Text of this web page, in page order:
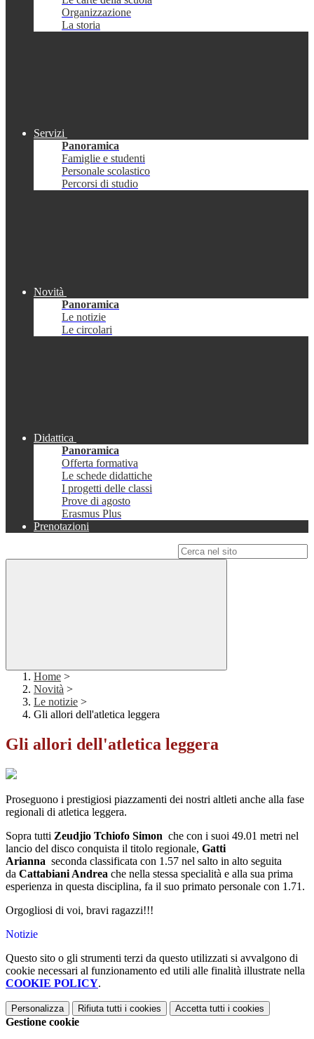
Organizzazione
La storia
Servizi
Panoramica
Famiglie e studenti
Personale scolastico
Percorsi di studio
Novità
Panoramica
Le notizie
Le circolari
Didattica
Panoramica
Offerta formativa
Le schede didattiche
I progetti delle classi
Prove di agosto
Erasmus Plus
Prenotazioni
Home >
Novità >
Le notizie >
Gli allori dell'atletica leggera
Gli allori dell'atletica leggera
Proseguono i prestigiosi piazzamenti dei nostri altleti anche alla fase
regionali di atletica leggera.
Sopra tutti Zeudjio Tchiofo Simon che con i suoi 49.01 metri nel
lancio del disco conquista il titolo regionale, Gatti
Arianna seconda classificata con 1.57 nel salto in alto seguita
da Cattabiani Andrea che nella stessa specialità e alla sua prima
esperienza in questa disciplina, fa il suo primato personale con 1.71.
Orgogliosi di voi, bravi ragazzi!!!
Notizie
Questo sito o gli strumenti terzi da questo utilizzati si avvalgono di
cookie necessari al funzionamento ed utili alle finalità illustrate nella
COOKIE POLICY.
Personalizza Rifiuta tutti i cookies Accetta tutti i cookies
Gestione cookie